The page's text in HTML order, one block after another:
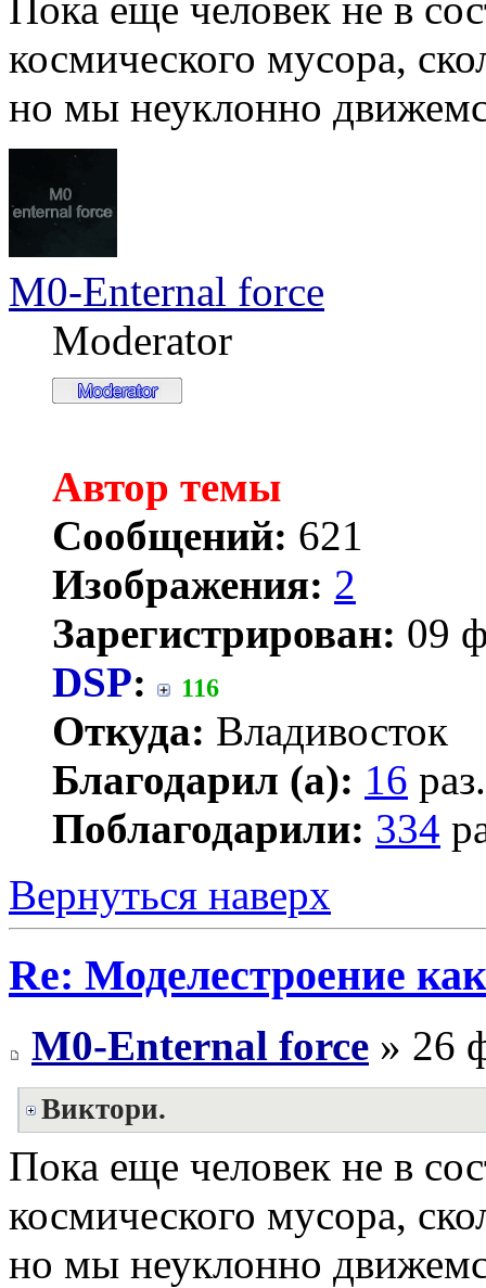
космического мусора,
но мы неуклонно
M0-Enternal force
Moderator
Автор темы
Сообщений: 621
Изображения: 2
Зарегистрирован: 09
DSP: 116
Откуда: Владивосток
Благодарил (а): 16 раз.
Поблагодарили: 334
Вернуться наверх
Re: Моделестроение
M0-Enternal force » 26
Виктори.
Пока еще человек не в
космического мусора,
но мы неуклонно